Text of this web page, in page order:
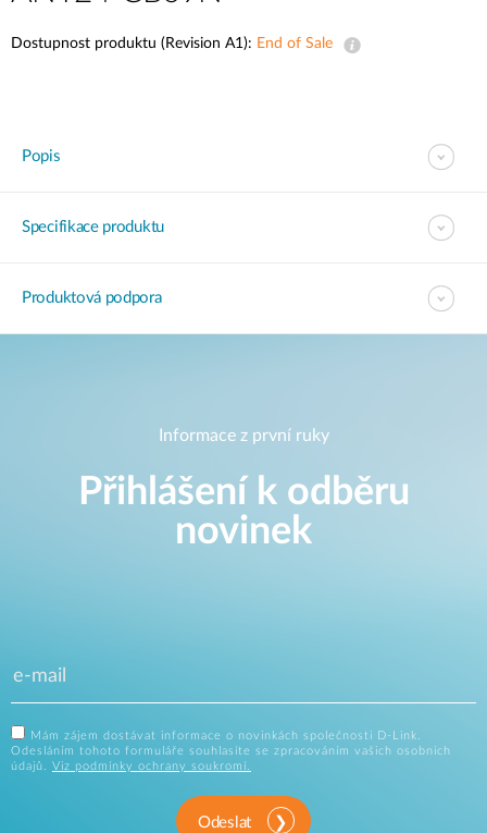
Dostupnost produktu (Revision A1): End of Sale
Popis
Specifikace produktu
Produktová podpora
Informace z první ruky
Přihlášení k odběru
novinek
Mám zájem dostávat informace o novinkách společnosti D-Link.
Odesláním tohoto formuláře souhlasíte se zpracováním vašich osobních
údajů. Viz podmínky ochrany soukromí.
Odeslat